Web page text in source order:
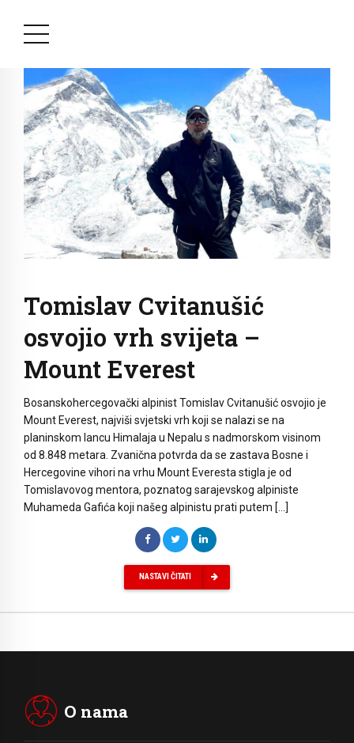
Tomislav Cvitanušić
osvojio vrh svijeta –
Mount Everest
Bosanskohercegovački alpinist Tomislav Cvitanušić osvojio je
Mount Everest, najviši svjetski vrh koji se nalazi se na
planinskom lancu Himalaja u Nepalu s nadmorskom visinom
od 8.848 metara. Zvanična potvrda da se zastava Bosne i
Hercegovine vihori na vrhu Mount Everesta stigla je od
Tomislavovog mentora, poznatog sarajevskog alpiniste
Muhameda Gafića koji našeg alpinistu prati putem […]
NASTAVI ČITATI
O nama